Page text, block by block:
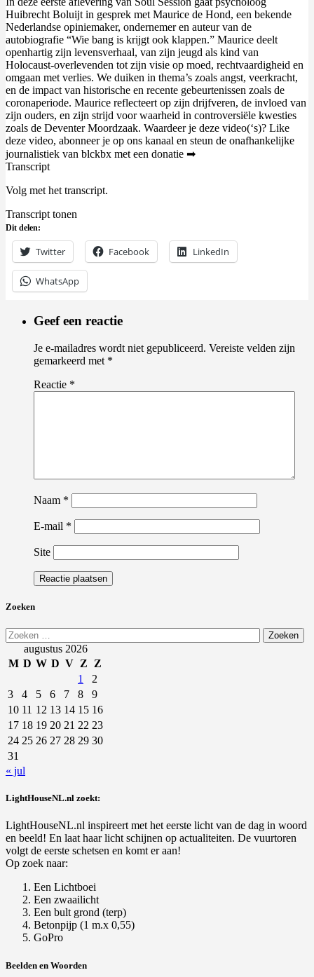
Huibrecht Boluijt in gesprek met Maurice de Hond, een bekende
Nederlandse opiniemaker, ondernemer en auteur van de
autobiografie “Wie bang is krijgt ook klappen.” Maurice deelt
openhartig zijn levensverhaal, van zijn jeugd als kind van
Holocaust-overlevenden tot zijn visie op moed, rechtvaardigheid en
omgaan met verlies. We duiken in thema’s zoals angst, veerkracht,
en de impact van historische en recente gebeurtenissen zoals de
coronaperiode. Maurice reflecteert op zijn drijfveren, de invloed van
zijn ouders, en zijn strijd voor waarheid in controversiële kwesties
zoals de Deventer Moordzaak. Waardeer je deze video(‘s)? Like
deze video, abonneer je op ons kanaal en steun de onafhankelijke
journalistiek van blckbx met een donatie ➡
Transcript
Volg met het transcript.
Transcript tonen
Dit delen:
Twitter Facebook LinkedIn
WhatsApp
Geef een reactie
Je e-mailadres wordt niet gepubliceerd. Vereiste velden zijn
gemarkeerd met *
Reactie *
Naam *
E-mail *
Site
Zoeken
Zoeken
naar:augustus 2026
M D W D V Z
Z
1
2
3
4 5 6 7 8
9
10 11 12 13 14 15 16
17 18 19 20 21 22 23
24 25 26 27 28 29 30
31
« jul
LightHouseNL.nl zoekt:
LightHouseNL.nl inspireert met het eerste licht van de dag in woord
en beeld! En laat haar licht schijnen op actualiteiten. De vuurtoren
volgt de eerste schetsen en komt er aan!
Op zoek naar:
Een Lichtboei
Een zwaailicht
Een bult grond (terp)
Betonpijp (1 m.x 0,55)
GoPro
Beelden en Woorden